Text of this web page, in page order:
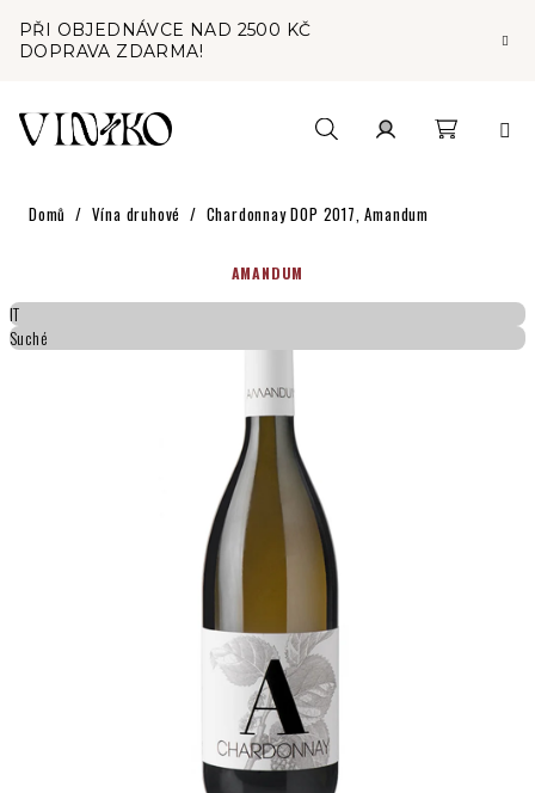
obsah
PŘI OBJEDNÁVCE NAD 2500 KČ
DOPRAVA ZDARMA!
Domů / Vína druhové / Chardonnay DOP 2017, Amandum
AMANDUM
IT
Suché